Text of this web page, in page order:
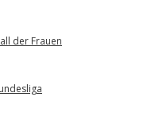
der Frauen